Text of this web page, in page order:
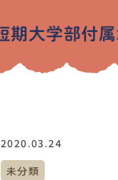
2020.03.24
未分類